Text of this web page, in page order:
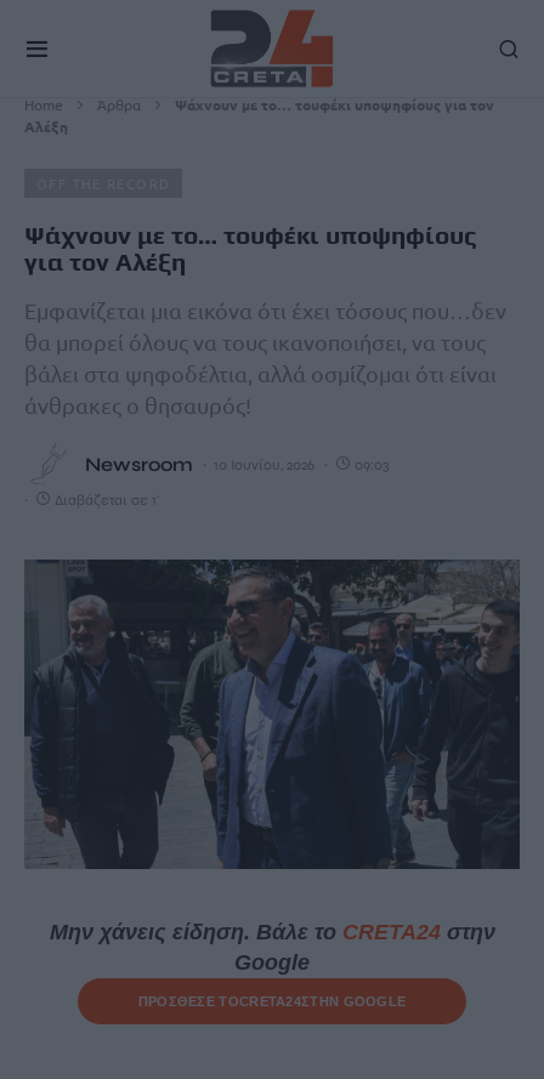
Home Άρθρα
Ψάχνουν με το… τουφέκι υποψηφίους για τον
Αλέξη
Ψάχνουν με το… τουφέκι υποψηφίους
για τον Αλέξη
Εμφανίζεται μια εικόνα ότι έχει τόσους που…δεν
θα μπορεί όλους να τους ικανοποιήσει, να τους
βάλει στα ψηφοδέλτια, αλλά οσμίζομαι ότι είναι
άνθρακες ο θησαυρός!
Newsroom 10 Ιουνίου, 2026 09:03
Διαβάζεται σε 1'
Μην χάνεις είδηση. Βάλε το CRETA24στην
Google
ΠΡΟΣΘΕΣΕ ΤΟCRETA24ΣΤΗΝ GOOGLE